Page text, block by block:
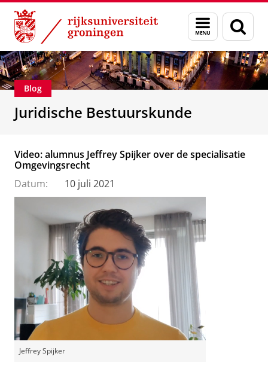
Skip
Content
Skip
Navigation
Menu
en
zoeken
Over ons Voorlichting
Blog
Juridische Bestuurskunde
Video: alumnus Jeffrey Spijker over de specialisatie
Omgevingsrecht
Datum:
10 juli 2021
Jeffrey Spijker